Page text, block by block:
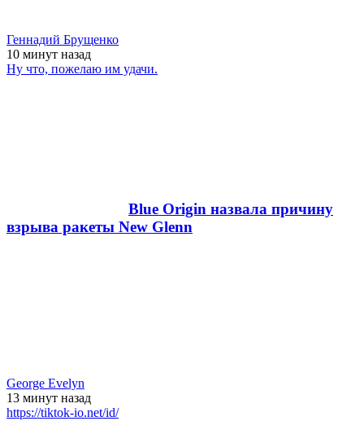
Геннадий Брущенко
10 минут назад
Ну что, пожелаю им удачи.
Blue Origin назвала причину
взрыва ракеты New Glenn
George Evelyn
13 минут назад
https://tiktok-io.net/id/